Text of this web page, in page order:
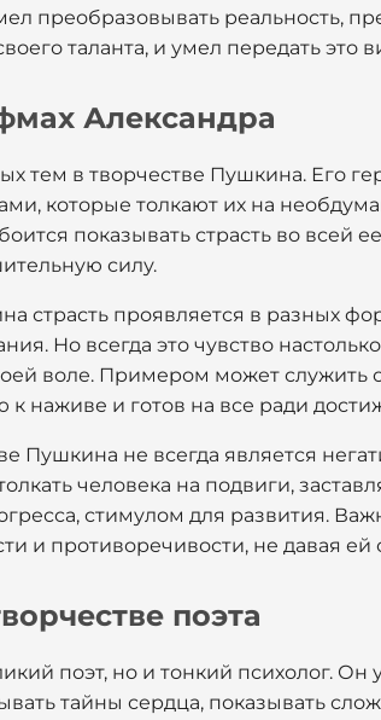
преобразовывать реальность,
таланта, и умел передать это
Александра
тем в творчестве Пушкина. Его
которые толкают их на
показывать страсть во всей
силу.
страсть проявляется в разных
Но всегда это чувство
воле. Примером может служить
наживе и готов на все ради
Пушкина не всегда является
человека на подвиги,
стимулом для развития.
и противоречивости, не давая
поэта
поэт, но и тонкий психолог.
тайны сердца, показывать